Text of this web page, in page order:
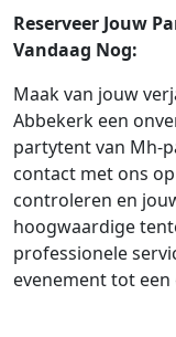
Reserveer Jouw
Vandaag Nog:
Maak van jouw
Abbekerk een
partytent van Mh-
contact met ons
controleren en
hoogwaardige
professionele
evenement tot